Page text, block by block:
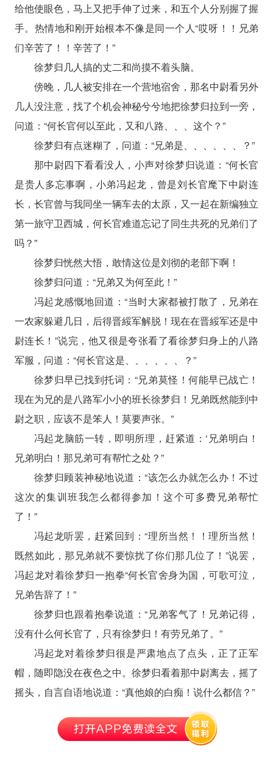
给他使眼色，马上又把手伸了过来，和五个人分别握了握
手。热情地和刚开始根本不像是同一个人“哎呀！！兄弟
们辛苦了！！辛苦了！”
徐梦归几人搞的丈二和尚摸不着头脑。
傍晚，几人被安排在一个营地宿舍，那名中尉看另外
几人没注意，找了个机会神秘兮兮地把徐梦归拉到一旁，
问道：“何长官何以至此，又和八路、、、这个？”
徐梦归有点迷糊了，问道：“兄弟是、、、、、、？”
那中尉四下看看没人，小声对徐梦归说道：“何长官
是贵人多忘事啊，小弟冯起龙，曾是刘长官麾下中尉连
长，长官曾与我同坐一辆车去的太原，又一起在新编独立
第一旅守卫西城，何长官难道忘记了同生共死的兄弟们了
吗？”
徐梦归恍然大悟，敢情这位是刘彻的老部下啊！
徐梦归问道：“兄弟又为何至此！”
冯起龙感慨地回道：“当时大家都被打散了，兄弟在
一农家躲避几日，后得晋綏军解脱！现在在晋綏军还是中
尉连长！”说完，他又很是夸张看了看徐梦归身上的八路
军服，问道：“何长官这是、、、、、、？”
徐梦归早已找到托词：“兄弟莫怪！何能早已战亡！
现在为兄的是八路军小小的班长徐梦归！兄弟既然能到中
尉之职，应该不是笨人！莫要声张。”
冯起龙脑筋一转，即明所理，赶紧道：‘兄弟明白！
兄弟明白！那兄弟可有帮忙之处？”
徐梦归顾装神秘地说道：“该怎么办就怎么办！不过
这次的集训班我怎么都得参加！这个可多费兄弟帮忙
了！”
冯起龙听罢，赶紧回到：“理所当然！！理所当然！
既然如此，那兄弟就不要惊扰了你们那几位了！”说罢，
冯起龙对着徐梦归一抱拳“何长官舍身为国，可歌可泣，
兄弟告辞了！”
徐梦归也跟着抱拳说道：“兄弟客气了！兄弟记得，
没有什么何长官了，只有徐梦归！有劳兄弟了。”
冯起龙对着徐梦归很是严肃地点了点头，正了正军
帽，随即隐没在夜色之中。徐梦归看着那中尉离去，摇了
摇头，自言自语地说道：“真他娘的白痴！说什么都信？”